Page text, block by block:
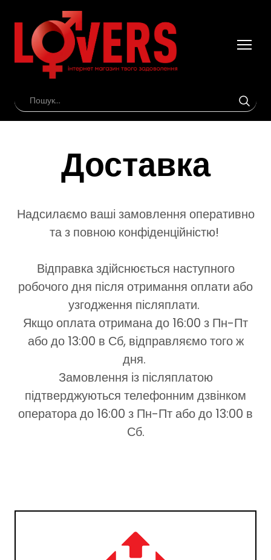
Доставка
Надсилаємо ваші замовлення оперативно
та з повною конфіденційністю!
Відправка здійснюється наступного
робочого дня після отримання оплати або
узгодження післяплати.
Якщо оплата отримана до 16:00 з Пн-Пт
або до 13:00 в Сб, відправляємо того ж
дня.
Замовлення із післяплатою
підтверджуються телефонним дзвінком
оператора до 16:00 з Пн-Пт або до 13:00 в
Сб.